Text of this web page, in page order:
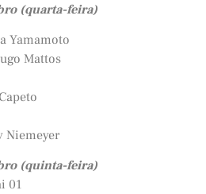
(quarta-feira)
Yamamoto
Mattos
Niemeyer
(quinta-feira)
01